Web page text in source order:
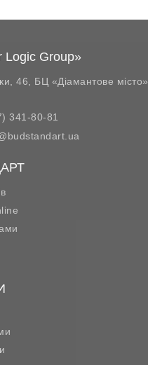
Group»
46, БЦ «Діамантове місто»
341-80-81